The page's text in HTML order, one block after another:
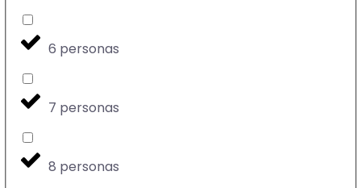
6 personas
7 personas
8 personas